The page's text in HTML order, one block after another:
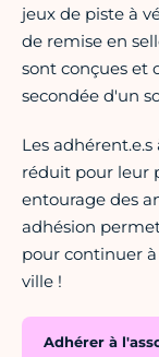
jeux de piste à
de remise en
sont conçues et
secondée d'un
Les
réduit pour leur
entourage des
adhésion
pour continuer
ville !
Adhérer à